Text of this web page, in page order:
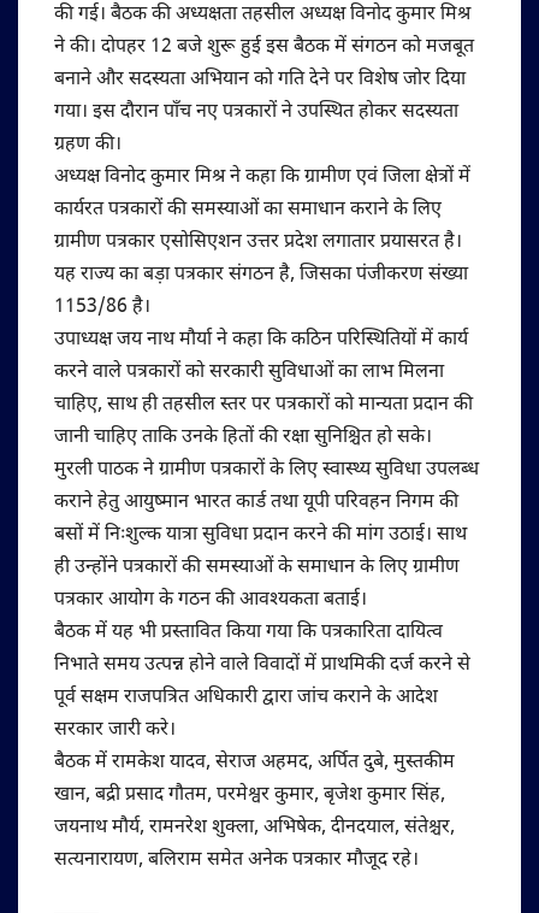
की गई। बैठक की अध्यक्षता तहसील अध्यक्ष विनोद कुमार मिश्र
ने की। दोपहर 12 बजे शुरू हुई इस बैठक में संगठन को मजबूत
बनाने और सदस्यता अभियान को गति देने पर विशेष जोर दिया
गया। इस दौरान पाँच नए पत्रकारों ने उपस्थित होकर सदस्यता
ग्रहण की।
अध्यक्ष विनोद कुमार मिश्र ने कहा कि ग्रामीण एवं जिला क्षेत्रों में
कार्यरत पत्रकारों की समस्याओं का समाधान कराने के लिए
ग्रामीण पत्रकार एसोसिएशन उत्तर प्रदेश लगातार प्रयासरत है।
यह राज्य का बड़ा पत्रकार संगठन है, जिसका पंजीकरण संख्या
1153/86 है।
उपाध्यक्ष जय नाथ मौर्या ने कहा कि कठिन परिस्थितियों में कार्य
करने वाले पत्रकारों को सरकारी सुविधाओं का लाभ मिलना
चाहिए, साथ ही तहसील स्तर पर पत्रकारों को मान्यता प्रदान की
जानी चाहिए ताकि उनके हितों की रक्षा सुनिश्चित हो सके।
मुरली पाठक ने ग्रामीण पत्रकारों के लिए स्वास्थ्य सुविधा उपलब्ध
कराने हेतु आयुष्मान भारत कार्ड तथा यूपी परिवहन निगम की
बसों में निःशुल्क यात्रा सुविधा प्रदान करने की मांग उठाई। साथ
ही उन्होंने पत्रकारों की समस्याओं के समाधान के लिए ग्रामीण
पत्रकार आयोग के गठन की आवश्यकता बताई।
बैठक में यह भी प्रस्तावित किया गया कि पत्रकारिता दायित्व
निभाते समय उत्पन्न होने वाले विवादों में प्राथमिकी दर्ज करने से
पूर्व सक्षम राजपत्रित अधिकारी द्वारा जांच कराने के आदेश
सरकार जारी करे।
बैठक में रामकेश यादव, सेराज अहमद, अर्पित दुबे, मुस्तकीम
खान, बद्री प्रसाद गौतम, परमेश्वर कुमार, बृजेश कुमार सिंह,
जयनाथ मौर्य, रामनरेश शुक्ला, अभिषेक, दीनदयाल, संतेश्चर,
सत्यनारायण, बलिराम समेत अनेक पत्रकार मौजूद रहे।